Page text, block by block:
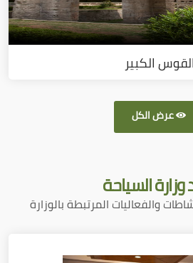
القوس الكبير
عرض الكل
وزارة السياحة
والفعاليات المرتبطة بالوزارة